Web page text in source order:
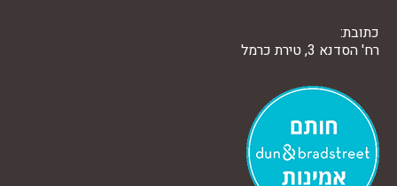
כתובת:
רח' הסדנא 3, טירת כרמל